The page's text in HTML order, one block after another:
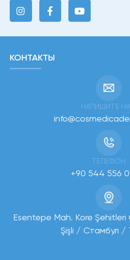
КОНТАКТЫ
НАПИШИТЕ
ТЕЛЕФОН
+90 544 556
Esentepe Mah. Kore
Şişli / Стамбул /